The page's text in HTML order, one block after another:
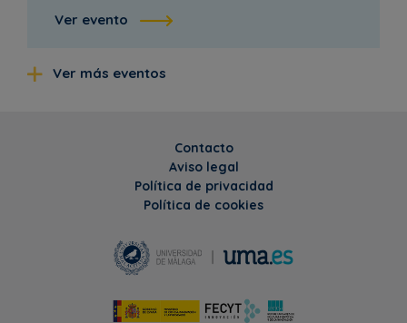
Ver evento
Ver más eventos
Contacto
Aviso legal
Política de privacidad
Política de cookies